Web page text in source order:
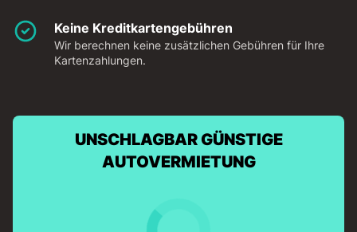
Keine Kreditkartengebühren
Wir berechnen keine zusätzlichen Gebühren für Ihre
Kartenzahlungen.
UNSCHLAGBAR GÜNSTIGE
AUTOVERMIETUNG